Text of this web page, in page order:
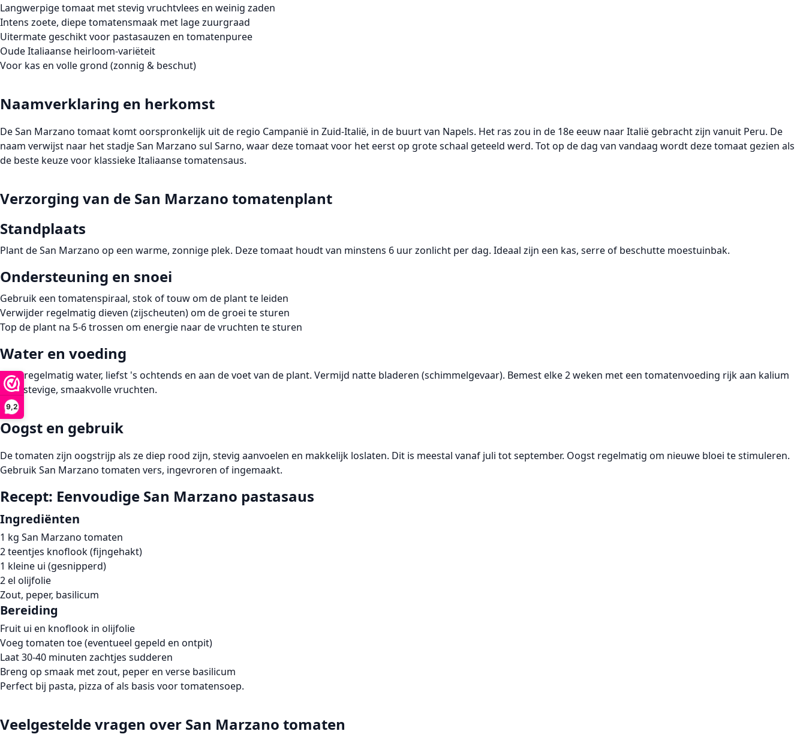
9,2
Langwerpige tomaat met stevig vruchtvlees en weinig zaden
Intens zoete, diepe tomatensmaak met lage zuurgraad
Uitermate geschikt voor pastasauzen en tomatenpuree
Oude Italiaanse heirloom-variëteit
Voor kas en volle grond (zonnig & beschut)
Naamverklaring en herkomst
De San Marzano tomaat komt oorspronkelijk uit de regio Campanië in Zuid-Italië, in de buurt van Napels. Het ras zou in de 18e eeuw naar Italië gebracht zijn vanuit Peru. De
naam verwijst naar het stadjeSan Marzano sul Sarno, waar deze tomaat voor het eerst op grote schaal geteeld werd. Tot op de dag van vandaag wordt deze tomaat gezien als
de beste keuze voor klassieke Italiaanse tomatensaus.
Verzorging van de San Marzano tomatenplant
Standplaats
Plant de San Marzano op een warme, zonnige plek. Deze tomaat houdt van minstens 6 uur zonlicht per dag. Ideaal zijn een kas, serre of beschutte moestuinbak.
Ondersteuning en snoei
Gebruik een tomatenspiraal, stok of touw om de plant te leiden
Verwijder regelmatig dieven (zijscheuten) om de groei te sturen
Top de plant na 5-6 trossen om energie naar de vruchten te sturen
Water en voeding
Geef regelmatig water, liefst 's ochtends en aan de voet van de plant. Vermijd natte bladeren (schimmelgevaar). Bemest elke 2 weken met een tomatenvoeding rijk aan kalium
voor stevige, smaakvolle vruchten.
Oogst en gebruik
De tomaten zijn oogstrijp als ze diep rood zijn, stevig aanvoelen en makkelijk loslaten. Dit is meestal vanaf juli tot september. Oogst regelmatig om nieuwe bloei te stimuleren.
Gebruik San Marzano tomaten vers, ingevroren of ingemaakt.
Recept: Eenvoudige San Marzano pastasaus
Ingrediënten
1 kg San Marzano tomaten
2 teentjes knoflook (fijngehakt)
1 kleine ui (gesnipperd)
2 el olijfolie
Zout, peper, basilicum
Bereiding
Fruit ui en knoflook in olijfolie
Voeg tomaten toe (eventueel gepeld en ontpit)
Laat 30-40 minuten zachtjes sudderen
Breng op smaak met zout, peper en verse basilicum
Perfect bij pasta, pizza of als basis voor tomatensoep.
Veelgestelde vragen over San Marzano tomaten